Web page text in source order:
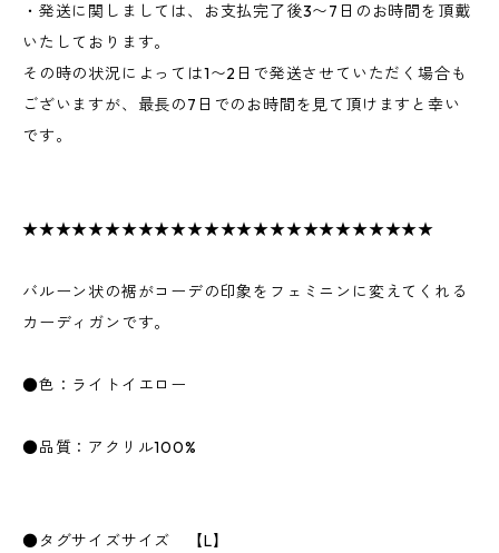
・発送に関しましては、お支払完了後3〜7日のお時間を頂戴
いたしております。
その時の状況によっては1〜2日で発送させていただく場合も
ございますが、最長の7日でのお時間を見て頂けますと幸い
です。
★★★★★★★★★★★★★★★★★★★★★★★★★
バルーン状の裾がコーデの印象をフェミニンに変えてくれる
カーディガンです。
●色：ライトイエロー
●品質：アクリル100%
●タグサイズサイズ 【L】